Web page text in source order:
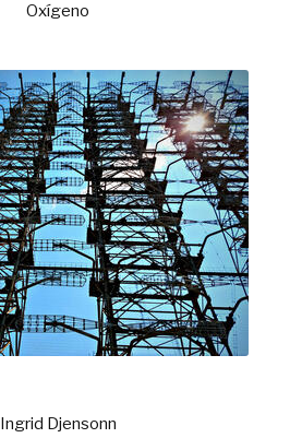
Oxígeno
Ingrid Djensonn